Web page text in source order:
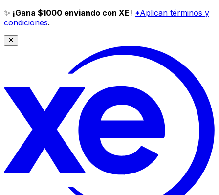
✨ ¡Gana $1000 enviando con XE! *Aplican términos y
condiciones.